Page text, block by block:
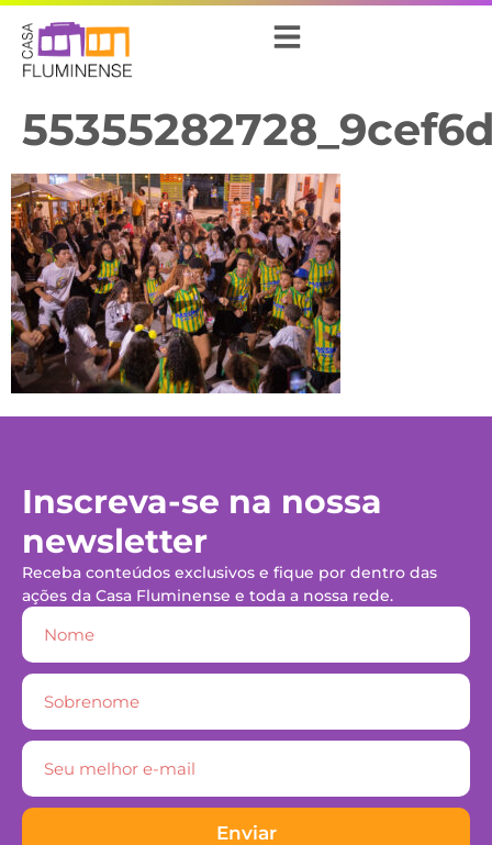
Inscreva-se na nossa
newsletter
Receba conteúdos exclusivos e fique por dentro das
ações da Casa Fluminense e toda a nossa rede.
Enviar